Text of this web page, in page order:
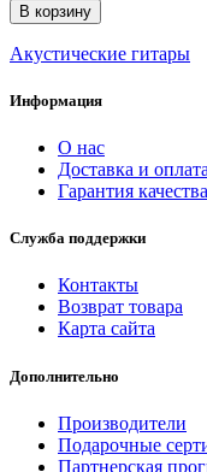
В корзину
Акустические гитары
Информация
О нас
Доставка и оплата
Гарантия качества
Служба поддержки
Контакты
Возврат товара
Карта сайта
Дополнительно
Производители
Подарочные
Партнерская